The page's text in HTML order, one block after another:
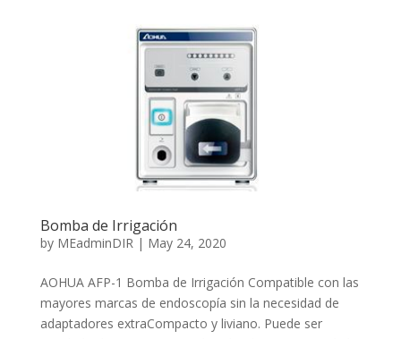
Bomba de Irrigación
by MEadminDIR| May 24, 2020
AOHUA AFP-1 Bomba de Irrigación Compatible con las
mayores marcas de endoscopía sin la necesidad de
adaptadores extraCompacto y liviano. Puede ser